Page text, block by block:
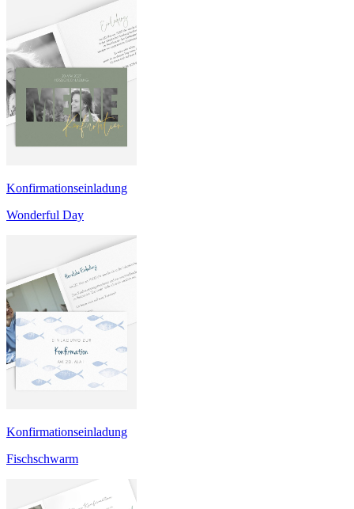
Konfirmationseinladung
Wonderful Day
Konfirmationseinladung
Fischschwarm